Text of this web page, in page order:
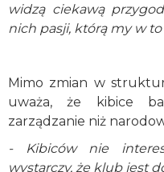
widzą ciekawą
nich pasji, którą my w
Mimo zmian w
uważa, że kibice
zarządzanie niż
- Kibiców nie
wystarczy, że klub jest